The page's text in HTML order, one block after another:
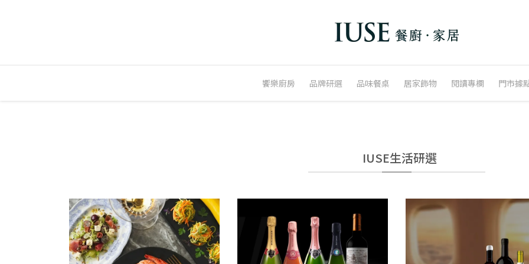
饗樂廚房 品牌研選 品味餐桌 居家飾物 閱讀專欄 門市據
IUSE生活研選